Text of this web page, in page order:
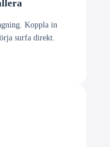
Koppla in
surfa direkt.